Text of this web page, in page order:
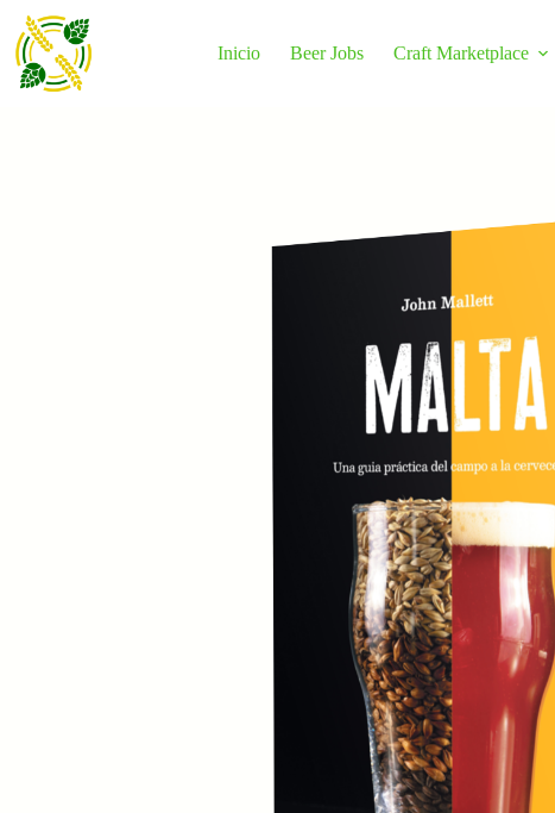
contenido
Inicio Beer Jobs Craft Marketplace